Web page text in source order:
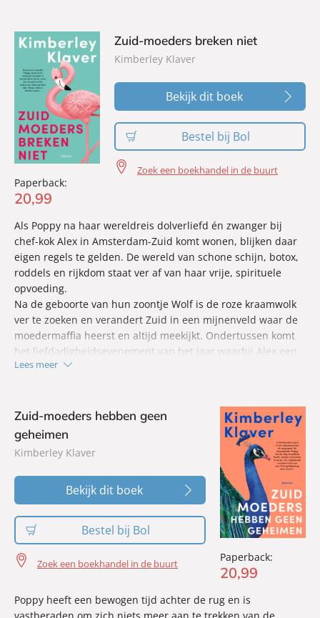
ze de confrontatie aangaan met datgene wat ze heel diep
heeft weggestopt.
Paperback:
20,99
Zuid-moeders breken niet
Kimberley Klaver
Bekijk dit boek
Bestel bij Bol
Zoek een boekhandel in de buurt
Als Poppy na haar wereldreis dolverliefd én zwanger bij
chef-kok Alex in Amsterdam-Zuid komt wonen, blijken daar
eigen regels te gelden. De wereld van schone schijn, botox,
roddels en rijkdom staat ver af van haar vrije, spirituele
opvoeding.
Na de geboorte van hun zoontje Wolf is de roze kraamwolk
ver te zoeken en verandert Zuid in een mijnenveld waar de
moedermaffia heerst en altijd meekijkt. Ondertussen komt
het liefdadigheidsevenement van het jaar waarbij Alex een
belangrijke rol heeft steeds dichterbij. Zal Poppy zich
Lees meer
Paperback:
20,99
Zuid-moeders hebben geen
geheimen
Kimberley Klaver
Bekijk dit boek
Bestel bij Bol
Zoek een boekhandel in de buurt
Poppy heeft een bewogen tijd achter de rug en is